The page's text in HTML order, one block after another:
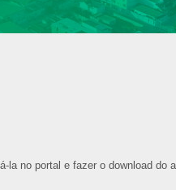
no portal e fazer o download do